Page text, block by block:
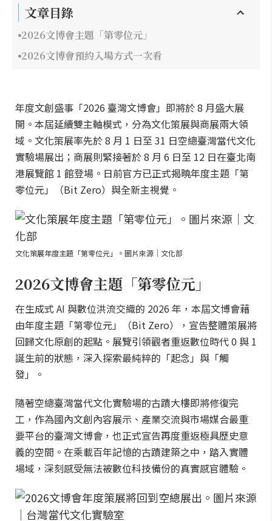
文章目錄
2026文博會主題「第零位元」
2026文博會預約入場方式一次看
年度文創盛事「2026 臺灣文博會」即將於 8 月盛大展
開。本屆延續雙主軸模式，分為文化策展與商展兩大領
域。文化策展率先於 8 月 1 日至 31 日空總臺灣當代文化
實驗場展出；商展則緊接著於 8 月 6 日至 12 日在臺北南
港展覽館 1 館登場。日前官方已正式揭曉年度主題「第
零位元」（Bit Zero）與全新主視覺。
文化策展年度主題「第零位元」。圖片來源｜文化部
2026文博會主題「第零位元」
在生成式 AI 與數位洪流交織的 2026 年，本屆文博會藉
由年度主題「第零位元」（Bit Zero），宣告整體策展將
回歸文化原創的起點。展覽引領觀者重返數位時代 0 與 1
誕生前的狀態，深入探索最純粹的「起念」與「觸
發」。
隨著空總臺灣當代文化實驗場的古蹟大樓即將修復完
工，作為國內文創內容展示、產業交流與市場媒合最重
要平台的臺灣文博會，也正式宣告再度重返極具歷史意
義的空間。在乘載百年記憶的古蹟建築之中，踏入實體
場域，深刻感受無法被數位科技備份的真實感官體驗。